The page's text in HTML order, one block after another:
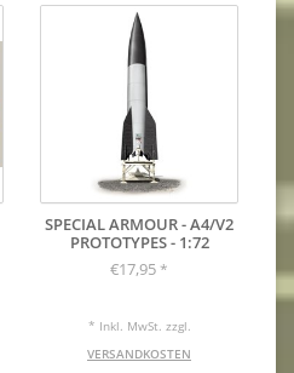
SPECIAL ARMOUR - A4/V2
PROTOTYPES - 1:72
€17,95 *
* Inkl. MwSt. zzgl.
VERSANDKOSTEN